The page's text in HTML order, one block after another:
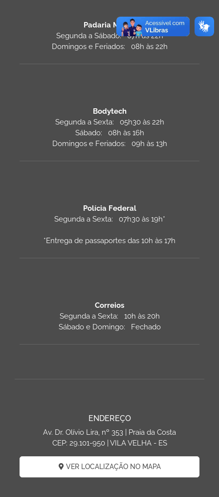
Padaria Monza
Segunda a Sábado: 07h às 22h
Domingos e Feriados: 08h às 22h
Bodytech
Segunda a Sexta: 05h30 às 22h
Sábado: 08h às 16h
Domingos e Feriados: 09h às 13h
Polícia Federal
Segunda a Sexta: 07h30 às 19h*
*Entrega de passaportes das 10h às 17h
Correios
Segunda a Sexta: 10h às 20h
Sábado e Domingo: Fechado
ENDEREÇO
Av. Dr. Olívio Lira, nº 353 | Praia da Costa
CEP: 29.101-950 | VILA VELHA - ES
VER LOCALIZAÇÃO NO MAPA